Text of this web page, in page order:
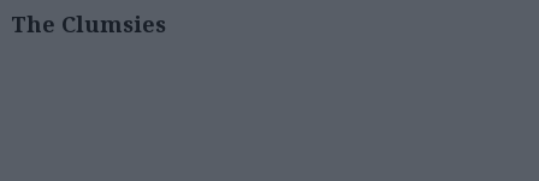
The Clumsies